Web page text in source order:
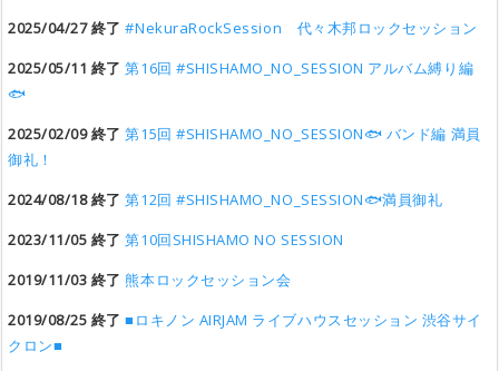
2025/04/27 終了 #NekuraRockSession 代々木邦ロックセッション
2025/05/11 終了 第16回 #SHISHAMO_NO_SESSION アルバム縛り編
🐟
2025/02/09 終了 第15回 #SHISHAMO_NO_SESSION🐟 バンド編 満員
御礼！
2024/08/18 終了 第12回 #SHISHAMO_NO_SESSION🐟満員御礼
2023/11/05 終了 第10回SHISHAMO NO SESSION
2019/11/03 終了 熊本ロックセッション会
2019/08/25 終了 ■ロキノン AIRJAM ライブハウスセッション 渋谷サイ
クロン■